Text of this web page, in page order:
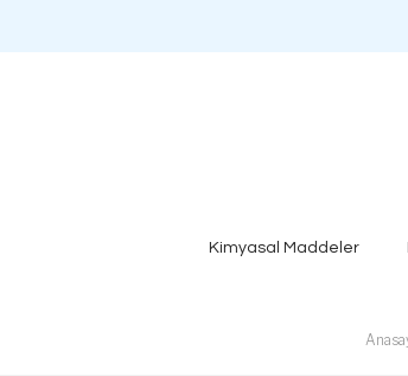
Kimyasal Maddeler